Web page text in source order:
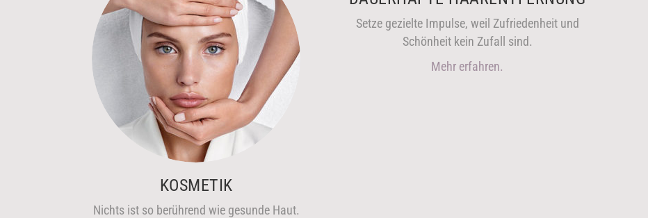
KOSMETIK
Nichts ist so berührend wie gesunde Haut.
Setze gezielte Impulse, weil Zufriedenheit und
Schönheit kein Zufall sind.
Mehr erfahren.